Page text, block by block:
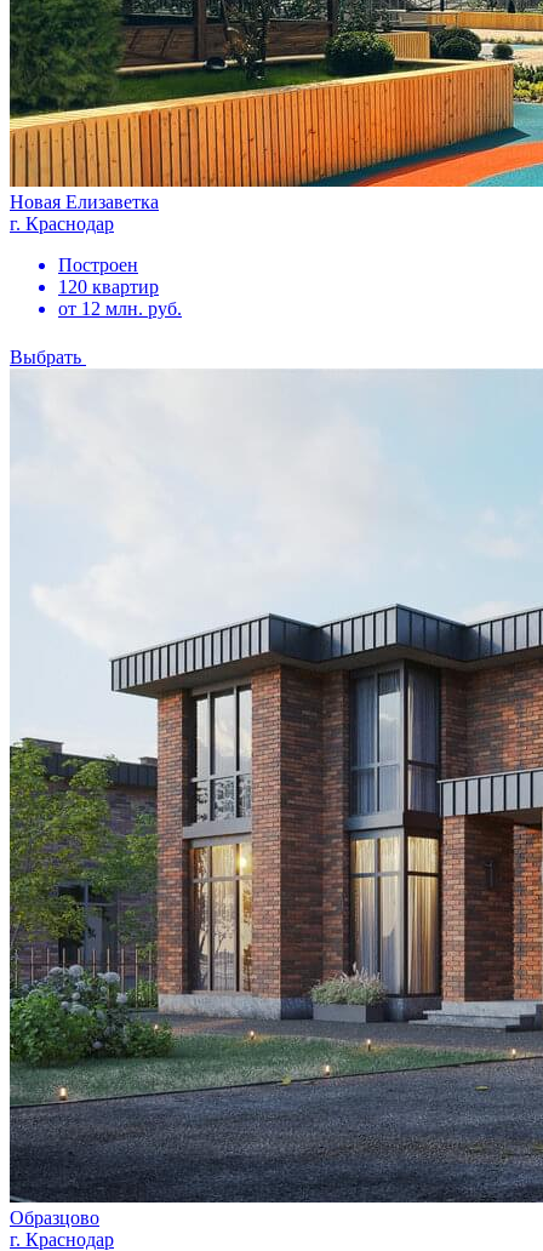
Новая Елизаветка
г. Краснодар
Построен
120 квартир
от 12 млн. руб.
Выбрать
Образцово
г. Краснодар